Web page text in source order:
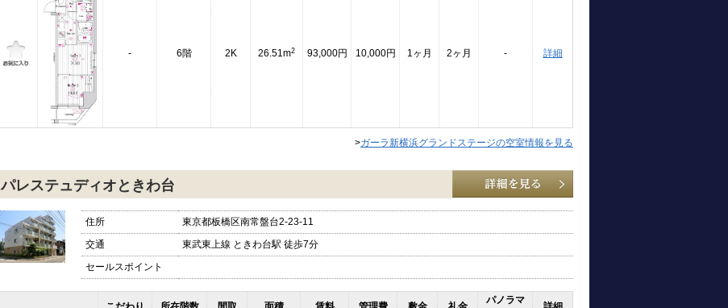
- 6階 2K 26.51m2 93,000円 10,000円 1ヶ月 2ヶ月 - 詳細
>ガーラ新横浜グランドステージの空室情報を見る
パレステュディオときわ台
住所
東京都板橋区南常盤台2-23-11
交通
東武東上線 ときわ台駅 徒歩7分
セールスポイント
パノラマ